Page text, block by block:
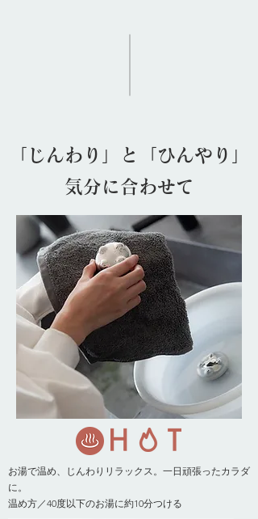
「じんわり」と「ひんやり」
気分に合わせて
お湯で温め、じんわりリラックス。一日頑張ったカラダ
に。
温め方／40度以下のお湯に約10分つける